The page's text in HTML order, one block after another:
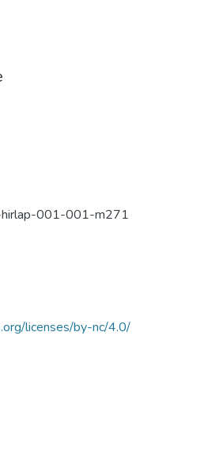
001-001-m271
licenses/by-nc/4.0/